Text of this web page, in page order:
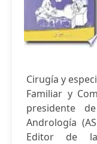
Cirugía y
Familiar y
presidente
Andrología
Editor de la